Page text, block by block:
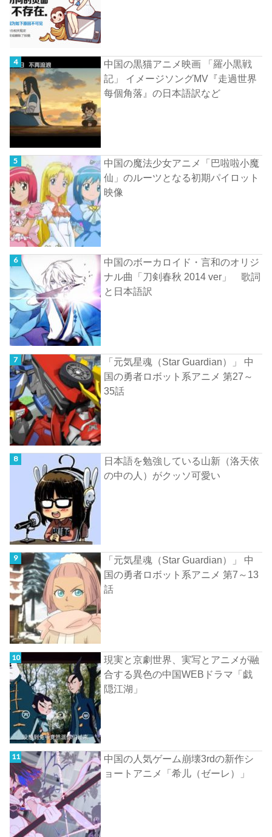
中国の黒猫アニメ映画 「羅小黒戦
記」 イメージソングMV『走過世界
每個角落』の日本語訳など
中国の魔法少女アニメ「巴啦啦小魔
仙」のルーツとなる初期パイロット
映像
中国のボーカロイド・言和のオリジ
ナル曲「刀剣春秋 2014 ver」 歌詞
と日本語訳
「元気星魂（Star Guardian）」 中
国の勇者ロボット系アニメ 第27～
35話
日本語を勉強している山新（洛天依
の中の人）がクッソ可愛い
「元気星魂（Star Guardian）」 中
国の勇者ロボット系アニメ 第7～13
話
現実と京劇世界、実写とアニメが融
合する異色の中国WEBドラマ「戯
隠江湖」
中国の人気ゲーム崩壊3rdの新作シ
ョートアニメ「希儿（ゼーレ）」